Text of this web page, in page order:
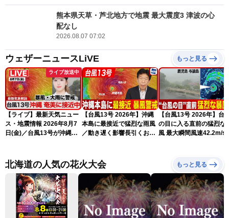
熊本県天草・芦北地方で地震 最大震度3 津波の心
配なし
2026.08.07 07:02
ウェザーニュースLiVE もっと見る
ライブ放送中
【ライブ】最新天気ニュー
ス・地震情報 2026年8月7
日(金)／台風13号が沖縄・
ュースLiVEアフタヌーン・
小林李衣奈／内藤邦裕〉
【台風13号 2026年】沖縄
本島に最接近で猛烈な雨風
／動き遅く影響長引くおそ
【台風13号 2026年】台
の目に入る直前の猛烈な
風 最大瞬間風速42.2m/s
北海道の人気の花火大会 もっと見る